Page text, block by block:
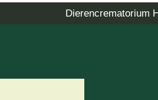
Dierencrematorium